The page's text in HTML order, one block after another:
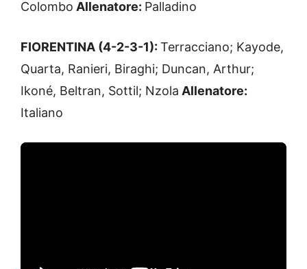
Colombo Allenatore: Palladino
FIORENTINA (4-2-3-1): Terracciano; Kayode,
Quarta, Ranieri, Biraghi; Duncan, Arthur;
Ikoné, Beltran, Sottil; Nzola Allenatore:
Italiano